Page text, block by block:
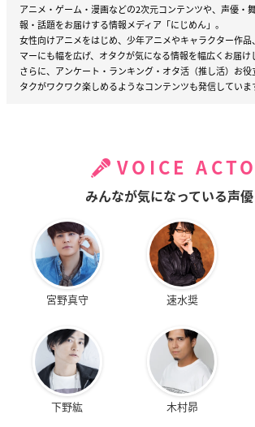
アニメ・ゲーム・漫画などの2次元コンテンツや、声優・
報・話題をお届けする情報メディア「にじめん」。
女性向けアニメをはじめ、少年アニメやキャラクター作
マーにも幅を広げ、オタクが気になる情報を幅広くお届け
さらに、アンケート・ランキング・オタ活（推し活）お役
タクがワクワク楽しめるようなコンテンツも発信していま
VOICE
みんなが気になっている声
宮野真守 速水奨
下野紘 木村昴